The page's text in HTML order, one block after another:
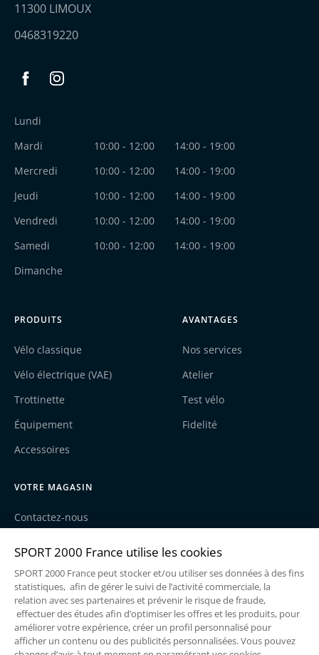
11300 LIMOUX
0468319220
Lundi
Mardi
10:00 - 12:00
14:00 - 19:00
Mercredi
10:00 - 12:00
14:00 - 19:00
Jeudi
10:00 - 12:00
14:00 - 19:00
Vendredi
10:00 - 12:00
14:00 - 19:00
Samedi
10:00 - 12:00
14:00 - 19:00
Dimanche
PRODUITS
Vélo classique
Vélo électrique (VAE)
Trottinette
Équipement
Accessoires
AVANTAGES
Nos services
Atelier
Test vélo
Fidelité
VOTRE MAGASIN
Contactez-nous
Recrutement
Une enseigne du groupe Sport2000
Mentions légales
Politique de cookies